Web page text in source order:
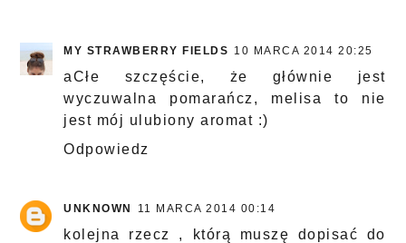
MY STRAWBERRY FIELDS 10 MARCA 2014 20:25
aCłe szczęście, że głównie jest
wyczuwalna pomarańcz, melisa to nie
jest mój ulubiony aromat :)
Odpowiedz
UNKNOWN 11 MARCA 2014 00:14
kolejna rzecz , którą muszę dopisać do